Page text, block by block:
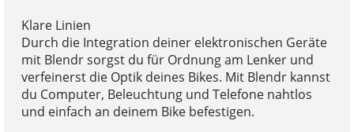
Klare Linien
Durch die Integration deiner elektronischen Geräte
mit Blendr sorgst du für Ordnung am Lenker und
verfeinerst die Optik deines Bikes. Mit Blendr kannst
du Computer, Beleuchtung und Telefone nahtlos
und einfach an deinem Bike befestigen.